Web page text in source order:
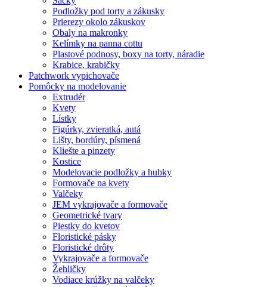
Podložky pod torty a zákusky
Prierezy okolo zákuskov
Obaly na makronky
Kelímky na panna cottu
Plastové podnosy, boxy na torty, náradie
Krabice, krabičky
Patchwork vypichovače
Pomôcky na modelovanie
Extrudér
Kvety
Lístky
Figúrky, zvieratká, autá
Lišty, bordúry, písmená
Kliešte a pinzety
Kostice
Modelovacie podložky a hubky
Formovače na kvety
Valčeky
JEM vykrajovače a formovače
Geometrické tvary
Piestky do kvetov
Floristické pásky
Floristické drôty
Vykrajovače a formovače
Žehličky
Vodiace krúžky na valčeky